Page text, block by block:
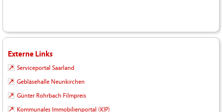
Externe Links
Serviceportal Saarland
Gebläsehalle Neunkirchen
Günter Rohrbach Filmpreis
Kommunales Immobilienportal (KIP)